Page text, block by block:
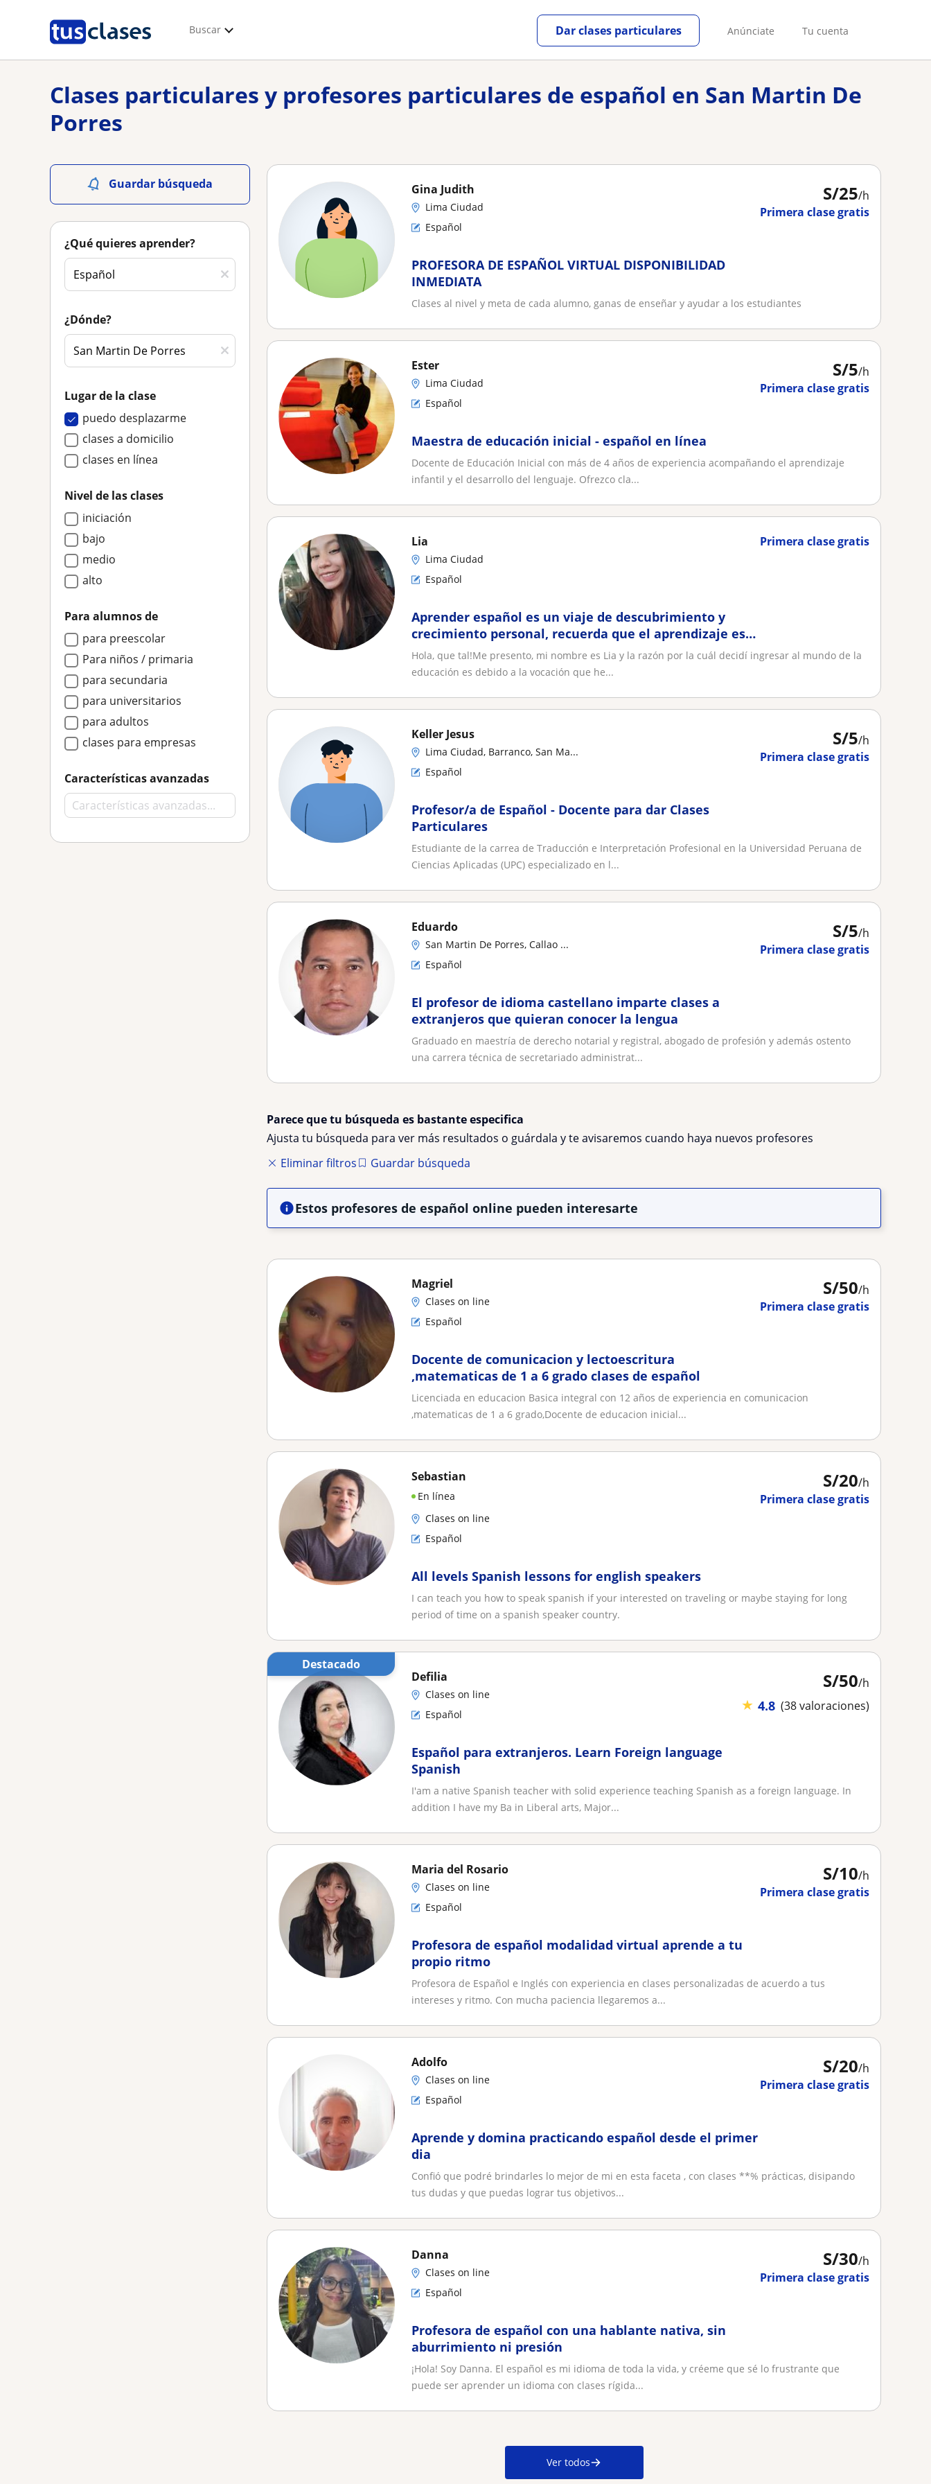
Buscar Anúnciate Tu cuenta
Dar clases particulares
Clases particulares y profesores particulares de español en San Martin De
Porres
Guardar búsqueda
¿Qué quieres aprender?
¿Dónde?
Lugar de la clase
puedo desplazarme
clases a domicilio
clases en línea
Nivel de las clases
iniciación
bajo
medio
alto
Para alumnos de
para preescolar
Para niños / primaria
para secundaria
para universitarios
para adultos
clases para empresas
Características avanzadas
S/25/h
Primera clase gratis
Gina Judith
Lima Ciudad
Español
PROFESORA DE ESPAÑOL VIRTUAL DISPONIBILIDAD
INMEDIATA
Clases al nivel y meta de cada alumno, ganas de enseñar y ayudar a los estudiantes
S/5/h
Primera clase gratis
Ester
Lima Ciudad
Español
Maestra de educación inicial - español en línea
Docente de Educación Inicial con más de 4 años de experiencia acompañando el aprendizaje
infantil y el desarrollo del lenguaje. Ofrezco cla...
Primera clase gratis
Lia
Lima Ciudad
Español
Aprender español es un viaje de descubrimiento y
crecimiento personal, recuerda que el aprendizaje es
un proceso ¡No te rindas!
Hola, que tal!Me presento, mi nombre es Lia y la razón por la cuál decidí ingresar al mundo de la
educación es debido a la vocación que he...
S/5/h
Primera clase gratis
Keller Jesus
Lima Ciudad, Barranco, San Ma...
Español
Profesor/a de Español - Docente para dar Clases
Particulares
Estudiante de la carrea de Traducción e Interpretación Profesional en la Universidad Peruana de
Ciencias Aplicadas (UPC) especializado en l...
S/5/h
Primera clase gratis
Eduardo
San Martin De Porres, Callao ...
Español
El profesor de idioma castellano imparte clases a
extranjeros que quieran conocer la lengua
Graduado en maestría de derecho notarial y registral, abogado de profesión y además ostento
una carrera técnica de secretariado administrat...
Parece que tu búsqueda es bastante especifica
Ajusta tu búsqueda para ver más resultados o guárdala y te avisaremos cuando haya nuevos profesores
Eliminar filtros
Guardar búsqueda
Estos profesores de español online pueden interesarte
S/50/h
Primera clase gratis
Magriel
Clases on line
Español
Docente de comunicacion y lectoescritura
,matematicas de 1 a 6 grado clases de español
Licenciada en educacion Basica integral con 12 años de experiencia en comunicacion
,matematicas de 1 a 6 grado,Docente de educacion inicial...
S/20/h
Primera clase gratis
Sebastian
En línea
Clases on line
Español
All levels Spanish lessons for english speakers
I can teach you how to speak spanish if your interested on traveling or maybe staying for long
period of time on a spanish speaker country.
Destacado
S/50/h
★ 4.8 (38 valoraciones)
Defilia
Clases on line
Español
Español para extranjeros. Learn Foreign language
Spanish
I'am a native Spanish teacher with solid experience teaching Spanish as a foreign language. In
addition I have my Ba in Liberal arts, Major...
S/10/h
Primera clase gratis
Maria del Rosario
Clases on line
Español
Profesora de español modalidad virtual aprende a tu
propio ritmo
Profesora de Español e Inglés con experiencia en clases personalizadas de acuerdo a tus
intereses y ritmo. Con mucha paciencia llegaremos a...
S/20/h
Primera clase gratis
Adolfo
Clases on line
Español
Aprende y domina practicando español desde el primer
dia
Confió que podré brindarles lo mejor de mi en esta faceta , con clases **% prácticas, disipando
tus dudas y que puedas lograr tus objetivos...
S/30/h
Primera clase gratis
Danna
Clases on line
Español
Profesora de español con una hablante nativa, sin
aburrimiento ni presión
¡Hola! Soy Danna. El español es mi idioma de toda la vida, y créeme que sé lo frustrante que
puede ser aprender un idioma con clases rígida...
Ver todos